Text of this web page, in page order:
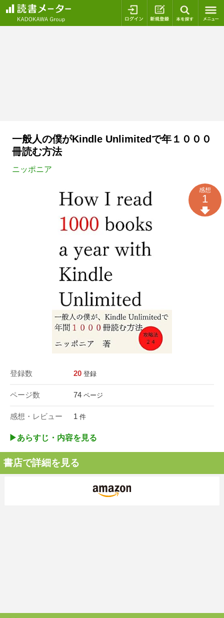
ログイン 新規登録
一般人の僕がKindle Unlimitedで年１０００
冊読む方法
ニッポニア
登録数 20 登録
ページ数 74 ページ
感想・レビュー 1 件
感想
1
▶︎あらすじ・内容を見る
書店で詳細を見る